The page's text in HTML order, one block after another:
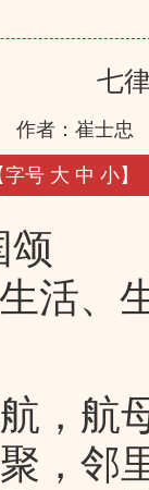
七
作者：崔士忠
字号 大 中 小】
颂
活、
，航
，邻